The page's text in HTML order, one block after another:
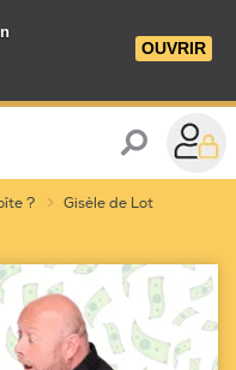
OUVRIR
?
Gisèle de Lot